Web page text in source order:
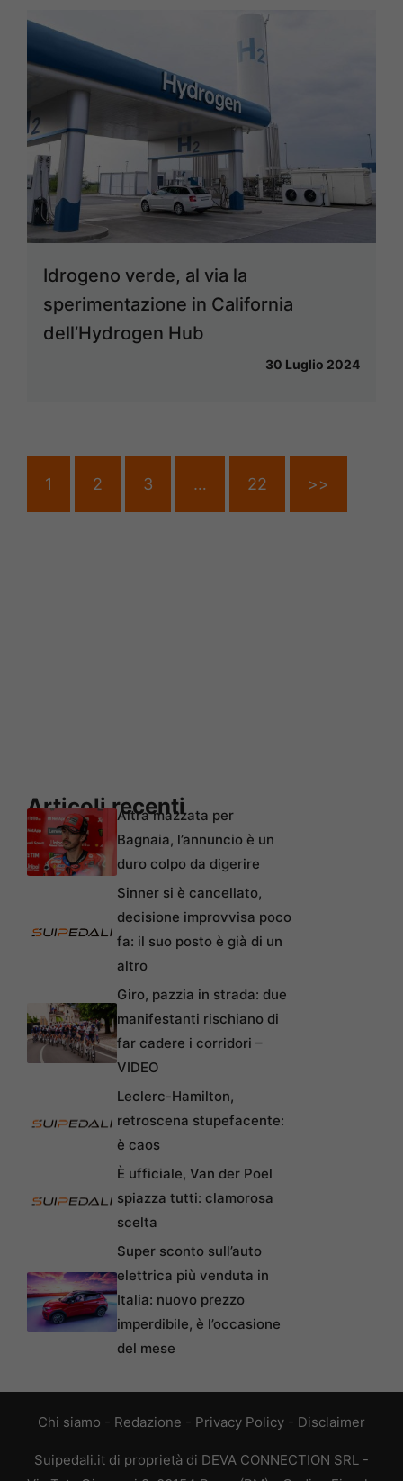
Idrogeno verde, al via la
sperimentazione in California
dell’Hydrogen Hub
30 Luglio 2024
1 2 3 … 22 >>
Articoli recenti
Altra mazzata per
Bagnaia, l’annuncio è un
duro colpo da digerire
Sinner si è cancellato,
decisione improvvisa poco
fa: il suo posto è già di un
altro
Giro, pazzia in strada: due
manifestanti rischiano di
far cadere i corridori –
VIDEO
Leclerc-Hamilton,
retroscena stupefacente:
è caos
È ufficiale, Van der Poel
spiazza tutti: clamorosa
scelta
Super sconto sull’auto
elettrica più venduta in
Italia: nuovo prezzo
imperdibile, è l’occasione
del mese
Chi siamo - Redazione - Privacy Policy - Disclaimer
Suipedali.it di proprietà di DEVA CONNECTION SRL -